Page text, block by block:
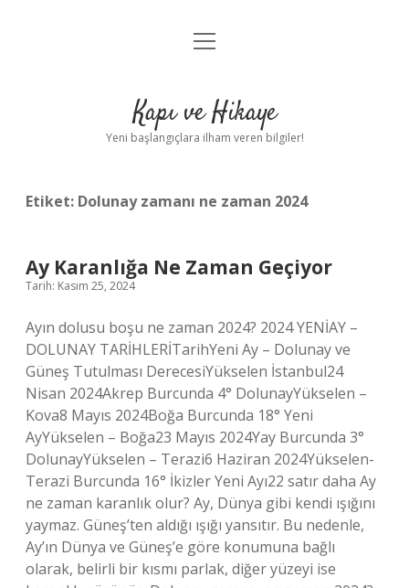
Anasayfa
Yasal Uyarı
menüyü
Kapı ve Hikaye
Yeni başlangıçlara ilham veren bilgiler!
Etiket: Dolunay zamanı ne zaman 2024
Ay Karanlığa Ne Zaman Geçiyor
Tarih: Kasım 25, 2024
Ayın dolusu boşu ne zaman 2024? 2024 YENİAY –
DOLUNAY TARİHLERİTarihYeni Ay – Dolunay ve
Güneş Tutulması DerecesiYükselen İstanbul24
Nisan 2024Akrep Burcunda 4° DolunayYükselen –
Kova8 Mayıs 2024Boğa Burcunda 18° Yeni
AyYükselen – Boğa23 Mayıs 2024Yay Burcunda 3°
DolunayYükselen – Terazi6 Haziran 2024Yükselen-
Terazi Burcunda 16° İkizler Yeni Ayı22 satır daha Ay
ne zaman karanlık olur? Ay, Dünya gibi kendi ışığını
yaymaz. Güneş’ten aldığı ışığı yansıtır. Bu nedenle,
Ay’ın Dünya ve Güneş’e göre konumuna bağlı
olarak, belirli bir kısmı parlak, diğer yüzeyi ise